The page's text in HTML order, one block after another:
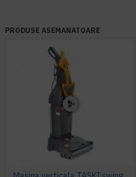
PRODUSE ASEMANATOARE